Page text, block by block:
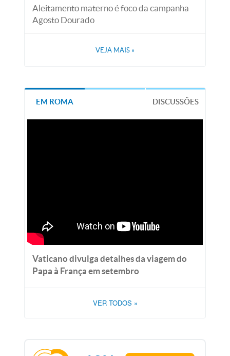
Aleitamento materno é foco da campanha
Agosto Dourado
VEJA MAIS »
EM ROMA DISCUSSÕES
Vaticano divulga detalhes da viagem do
Papa à França em setembro
VER TODOS »